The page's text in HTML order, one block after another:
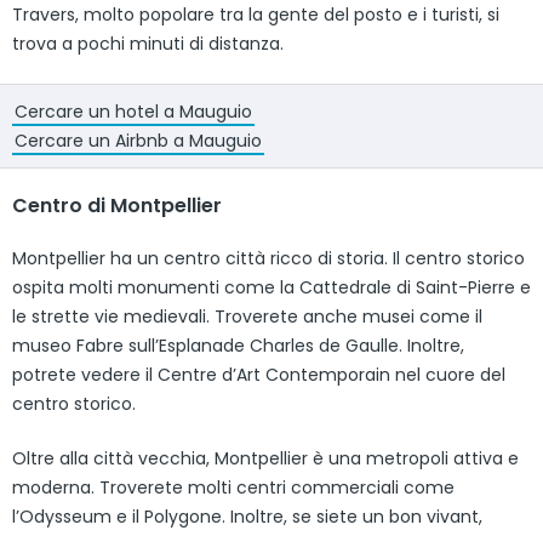
Travers, molto popolare tra la gente del posto e i turisti, si
trova a pochi minuti di distanza.
Cercare un hotel a Mauguio
Cercare un Airbnb a Mauguio
Centro di Montpellier
Montpellier ha un centro città ricco di storia. Il centro storico
ospita molti monumenti come la Cattedrale di Saint-Pierre e
le strette vie medievali. Troverete anche musei come il
museo Fabre sull’Esplanade Charles de Gaulle. Inoltre,
potrete vedere il Centre d’Art Contemporain nel cuore del
centro storico.
Oltre alla città vecchia, Montpellier è una metropoli attiva e
moderna. Troverete molti centri commerciali come
l’Odysseum e il Polygone. Inoltre, se siete un bon vivant,